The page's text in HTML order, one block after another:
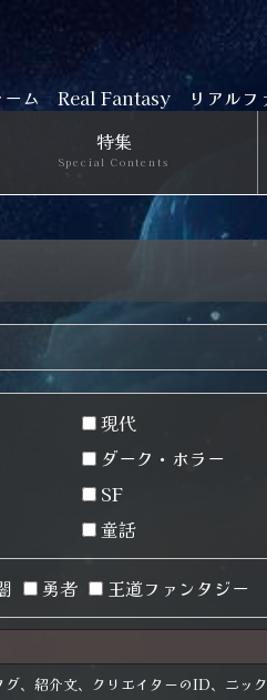
ム Real Fantasy リアルフ
特集
Special Contents
現代
ダーク・ホラー
SF
童話
勇者 王道ファンタジー
、紹介文、クリエイターのID、ニッ